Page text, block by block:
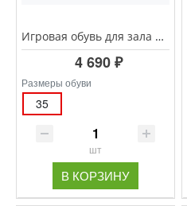
Игровая обувь для зала KELME INDOOR COPA 55257-6
4 690 ₽
Размеры обуви
35
шт
В КОРЗИНУ